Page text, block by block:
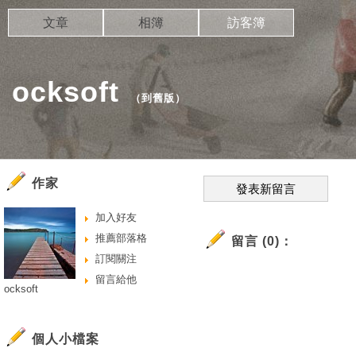
ocksoft （到舊版 ）
文章 相簿 訪客簿
發表新留言
留言 (0)：
作家
加入好友
推薦部落格
訂閱關注
留言給他
ocksoft
個人小檔案